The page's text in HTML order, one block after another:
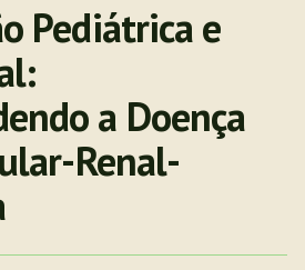
Pediátrica e
a Doença
Renal-